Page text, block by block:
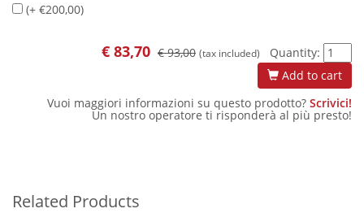
(+ €200,00)
€ 83,70 € 93,00 (tax included)
Quantity:
Add to cart
Vuoi maggiori informazioni su questo prodotto? Scrivici!
Un nostro operatore ti risponderà al più presto!
Related Products